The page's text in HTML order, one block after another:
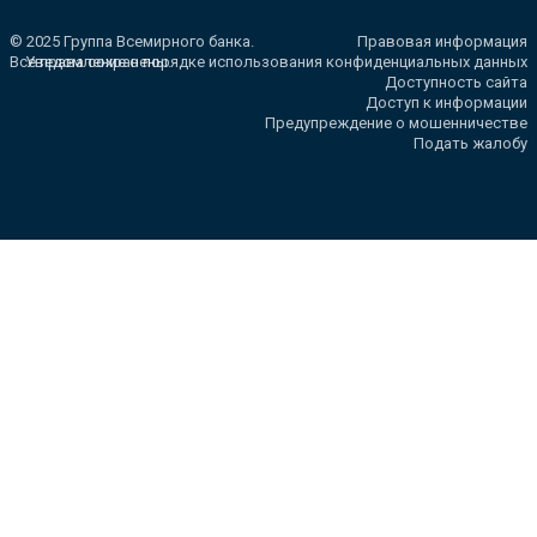
© 2025 Группа Всемирного банка.
Все права сохранены.
Правовая информация
Уведомление о порядке использования конфиденциальных данных
Доступность сайта
Доступ к информации
Предупреждение о мошенничестве
Подать жалобу